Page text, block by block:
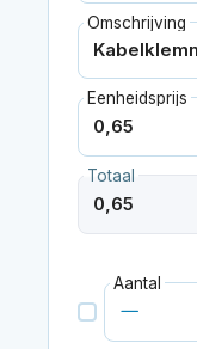
Omschrijving
Eenheidsprijs
Totaal
Aantal